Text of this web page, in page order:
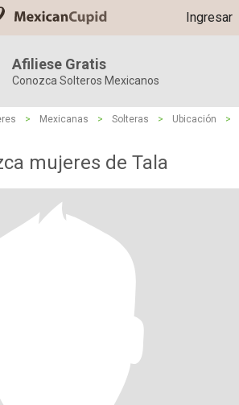
Ingresar
Afiliese Gratis
Conozca Solteros Mexicanos
> Mexicanas > Solteras > Ubicación
>
mujeres de Tala